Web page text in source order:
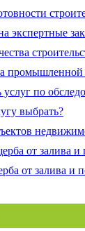
экспертные
промышленной
по
выбрать?
от залива и
от залива и